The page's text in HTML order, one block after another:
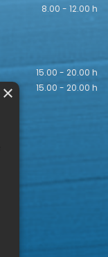
8.00 - 12.00 h
15.00 - 20.00 h
15.00 - 20.00 h
×